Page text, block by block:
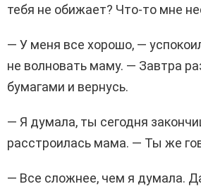
тебя не обижает? Что-то мне
— У меня все хорошо, —
не волновать маму. — Завтра
бумагами и вернусь.
— Я думала, ты сегодня
расстроилась мама. — Ты же
— Все сложнее, чем я думала.